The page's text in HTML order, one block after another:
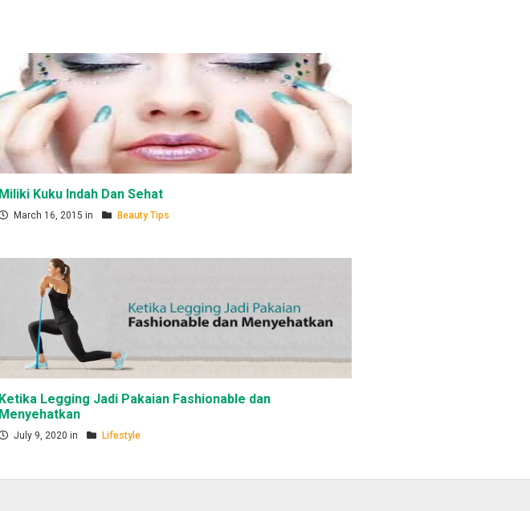
Miliki Kuku Indah Dan Sehat
March 16, 2015 in Beauty Tips
Ketika Legging Jadi Pakaian Fashionable dan
Menyehatkan
July 9, 2020 in Lifestyle